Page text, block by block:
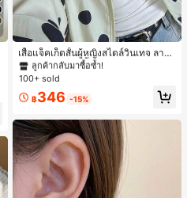
เสื้อแจ็คเก็ตสั้นผู้หญิงสไตล์วินเทจ ลายจุ
ดขนาดใหญ่ คอตั้ง เอวเข้ารูป แขนพอง
ทรงหลวม แฟชั่นอเนกประสงค์ สำหรับใ
#1 ขายดี ใน กระเป๋า เสื้อคลุมลำลอง
ลูกค้ากลับมาซื้อซ้ำ!
#1 ขายดี ใน กระเป๋า เสื้อคลุมลำลอง
ลูกค้ากลับมาซื้อซ้ำ!
#1 ขายดี ใน กระเป๋า เสื้อคลุมลำลอง
ลูกค้ากลับมาซื้อซ้ำ!
#1 ขายดี ใน กระเป๋า เสื้อคลุมลำลอง
ลูกค้ากลับมาซื้อซ้ำ!
100+ sold
฿346 -15%